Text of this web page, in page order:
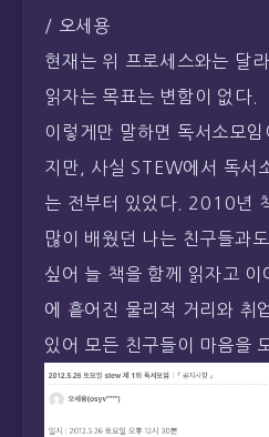
/ 오세용
현재는 위 프로세스와는 달
읽자는 목표는 변함이 없다.
이렇게만 말하면 독서소모
지만, 사실 STEW에서 독서
는 전부터 있었다. 2010년
많이 배웠던 나는 친구들과
싶어 늘 책을 함께 읽자고
에 흩어진 물리적 거리와 취
있어 모든 친구들이 마음을